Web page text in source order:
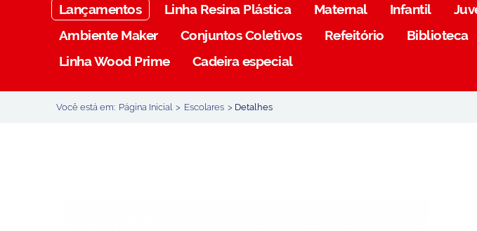
Lançamentos Linha Resina Plástica Maternal Infantil
Ambiente Maker
Conjuntos Coletivos Refeitório Biblioteca
Linha Wood Prime
Cadeira especial
Você está em: Página Inicial > Escolares > Detalhes
Universitária
Armários / Nichos
Conjuntos Coletivos